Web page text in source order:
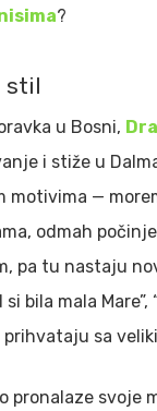
?
stil
u Bosni,
i stiže u
motivima —
odmah
pa tu nastaju
si bila mala Mare”,
sa
pronalaze svoje